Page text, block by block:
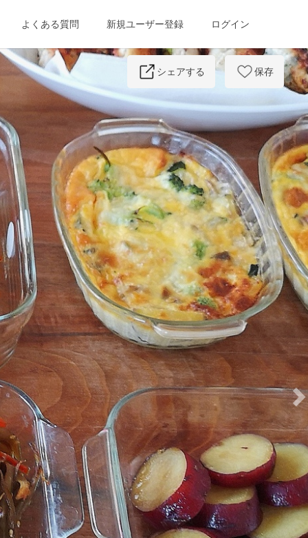
よくある質問 新規ユーザー登録 ログイン
Next
シェアする 保存